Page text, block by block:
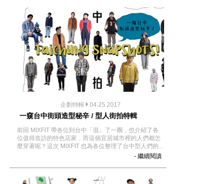
企劃特輯 04.25.2017
一窺台中街頭造型秘辛 / 型人街拍特輯
前回 MIXFIT 帶各位到台中「混」了一圈，也介紹了各
位值得造訪的特色店家，而這個宜居城市裡的人們都怎
麼穿著呢？這次 MIXFIT 也為各位整理了台中型人們的...
- 繼續閱讀